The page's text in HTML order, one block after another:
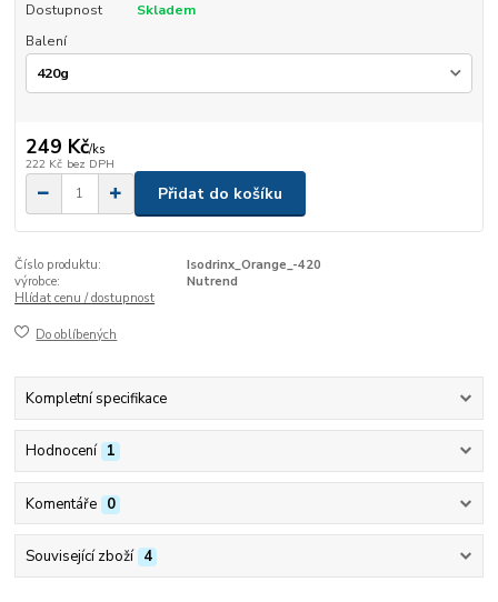
Dostupnost
Skladem
Balení
249 Kč/ks
222 Kč bez DPH
Přidat do košíku
Číslo produktu:
Isodrinx_Orange_-420
výrobce:
Nutrend
Hlídat cenu / dostupnost
Do oblíbených
Kompletní specifikace
Hodnocení 1
Komentáře 0
Související zboží 4